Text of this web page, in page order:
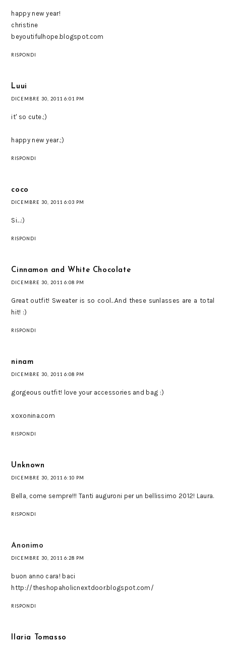
happy new year!
christine
beyoutifulhope.blogspot.com
RISPONDI
Luui
DICEMBRE 30, 2011 6:01 PM
it' so cute.;)
happy new year.;)
RISPONDI
coco
DICEMBRE 30, 2011 6:03 PM
Si...:)
RISPONDI
Cinnamon and White Chocolate
DICEMBRE 30, 2011 6:08 PM
Great outfit! Sweater is so cool...And these sunlasses are a total
hit! :)
RISPONDI
ninam
DICEMBRE 30, 2011 6:08 PM
gorgeous outfit! love your accessories and bag :)
xoxonina.com
RISPONDI
Unknown
DICEMBRE 30, 2011 6:10 PM
Bella, come sempre!!! Tanti auguroni per un bellissimo 2012! Laura.
RISPONDI
Anonimo
DICEMBRE 30, 2011 6:28 PM
buon anno cara! baci
http://theshopaholicnextdoor.blogspot.com/
RISPONDI
Ilaria Tomasso